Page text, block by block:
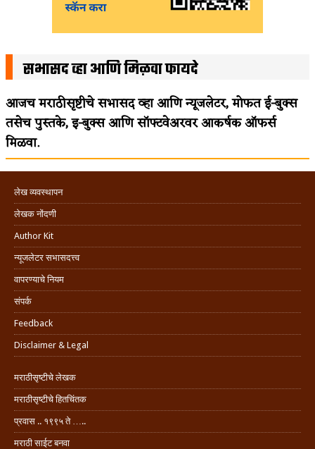
सभासद व्हा आणि मिळवा फायदे
आजच मराठीसृष्टीचे सभासद व्हा आणि न्यूजलेटर, मोफत ई-बुक्स
तसेच पुस्तके, इ-बुक्स आणि सॉफ्टवेअरवर आकर्षक ऑफर्स
मिळवा.
लेख व्यवस्थापन
लेखक नोंदणी
Author Kit
न्यूजलेटर सभासदत्त्व
वापरण्याचे नियम
संपर्क
Feedback
Disclaimer & Legal
मराठीसृष्टीचे लेखक
मराठीसृष्टीचे हितचिंतक
प्रवास .. १९९५ ते …..
मराठी साईट बनवा